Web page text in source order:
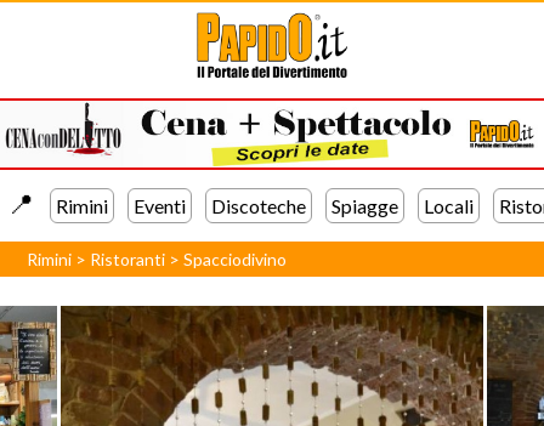
📍️ Rimini Eventi Discoteche Spiagge Locali
Rimini > Ristoranti >Spacciodivino